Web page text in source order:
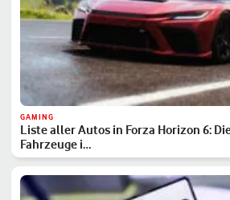
GAMING
Liste aller Autos in Forza Horizon 6:
Fahrzeuge i…